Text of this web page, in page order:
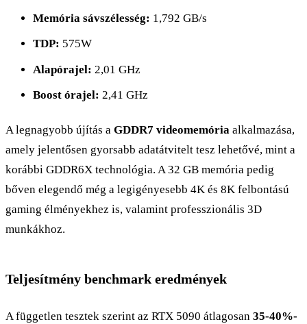
Memória sávszélesség: 1,792 GB/s
TDP: 575W
Alapórajel: 2,01 GHz
Boost órajel: 2,41 GHz
A legnagyobb újítás a GDDR7 videomemória alkalmazása,
amely jelentősen gyorsabb adatátvitelt tesz lehetővé, mint a
korábbi GDDR6X technológia. A 32 GB memória pedig
bőven elegendő még a legigényesebb 4K és 8K felbontású
gaming élményekhez is, valamint professzionális 3D
munkákhoz.
Teljesítmény benchmark eredmények
A független tesztek szerint az RTX 5090 átlagosan 35-40%-